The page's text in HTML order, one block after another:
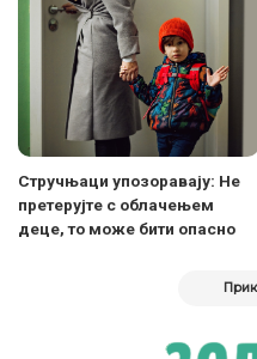
Стручњаци упозоравају: Не
претерујте с облачењем
деце, то може бити опасно